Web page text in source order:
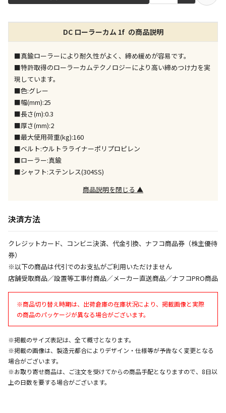
店舗のみで受取できる商品です（宅配便でのお届けが
できません）
※同時購入の商品は、全て同じ店舗での受取となりま
す
特定の店舗のみで受取ができる商品です（宅配便での
お届けができません）
※同時購入の商品は、全て同じ店舗での受取となりま
す
委託業者によりお届けする商品です
※ほか商品との同時購入はできません。お手数です
が、ご購入手続きを分けてお買い求めください
※支払い方法の代金引換は選択できません。
※電話注文はできません。
午前9時までのご注文確定した商品については、当日に
出荷いたします。
ただし、メーカーの営業日に基づき出荷手続きを行う
また、日曜・祝日や年末年始などの長期休業期間中
は、休業明けからの出荷対応となります。
設置工事代金も含まれた商品です
お見積商品です。金額・施工日はお打ち合わせの上、
決定となります。
DC ローラーカム 1f の商品説明
■真鍮ローラーにより耐久性がよく、締め緩めが容易です。
■特許取得のローラーカムテクノロジーにより高い締めつけ力を実
現しています。
■色:グレー
■幅(mm):25
■長さ(m):0.3
■厚さ(mm):2
■最大使用荷重(kg):160
■ベルト:ウルトラライナーポリプロピレン
■ローラー:真鍮
■シャフト:ステンレス(304SS)
商品説明を閉じる ▲
決済方法
クレジットカード、コンビニ決済、代金引換、ナフコ商品券（株主優待
券）
※以下の商品は代引でのお支払がご利用いただけません
店舗受取商品／設置等工事付商品／メーカー直送商品／ナフコPRO商品
※商品切り替え時期は、出荷倉庫の在庫状況により、掲載画像と実際
の商品のパッケージが異なる場合がございます。
※掲載のサイズ表記は、全て概寸となります。
※掲載の画像は、製造元都合によりデザイン・仕様等が予告なく変更となる
場合がございます。
※お取り寄せ商品は、ご注文を受けてからの商品手配となりますので、8日以
上の日数を要する場合がございます。